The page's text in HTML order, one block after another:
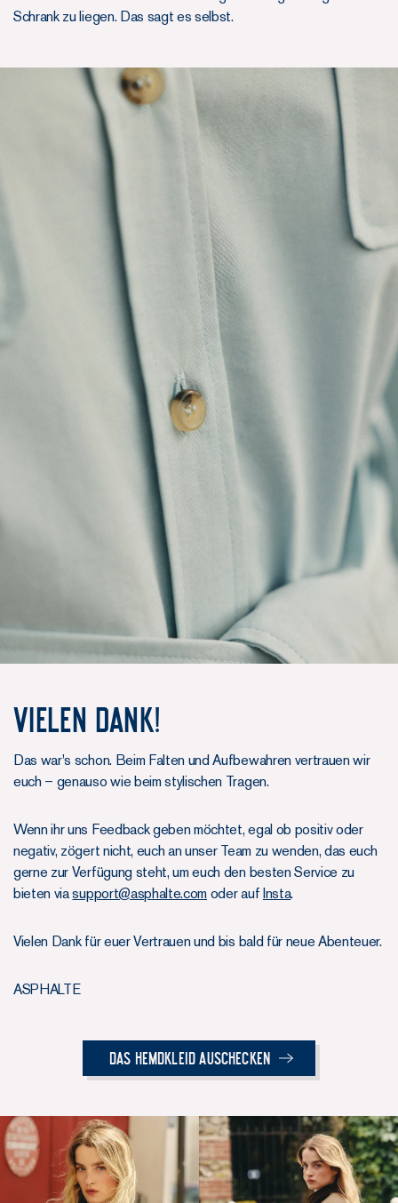
Schrank zu liegen. Das sagt es selbst.
Vielen Dank!
Das war's schon. Beim Falten und Aufbewahren vertrauen wir
euch – genauso wie beim stylischen Tragen.
Wenn ihr uns Feedback geben möchtet, egal ob positiv oder
negativ, zögert nicht, euch an unser Team zu wenden, das euch
gerne zur Verfügung steht, um euch den besten Service zu
bieten viasupport@asphalte.com oder auf Insta.
Vielen Dank für euer Vertrauen und bis bald für neue Abenteuer.
ASPHALTE
Das Hemdkleid auschecken